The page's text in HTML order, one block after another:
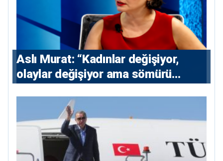
Aslı Murat: “Kadınlar değişiyor,
olaylar değişiyor ama sömürü